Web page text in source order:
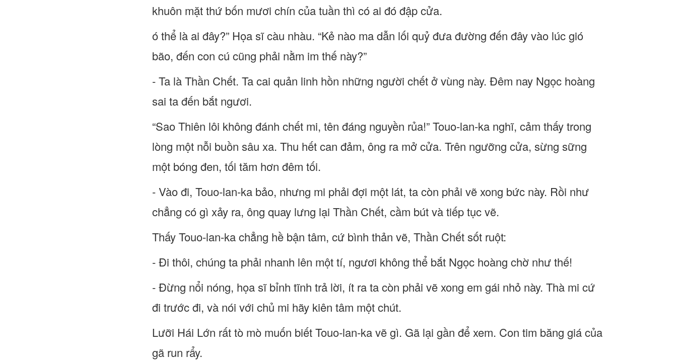
khuôn mặt thứ bốn mươi chín của tuần thì có ai đó đập cửa.
ó thể là ai đây?” Họa sĩ càu nhàu. “Kẻ nào ma dẫn lối quỷ đưa đường đến đây vào lúc gió
bão, đến con cú cũng phải nằm im thế này?”
- Ta là Thần Chết. Ta cai quản linh hồn những người chết ở vùng này. Đêm nay Ngọc hoàng
sai ta đến bắt ngươi.
“Sao Thiên lôi không đánh chết mi, tên đáng nguyền rủa!” Touo-lan-ka nghĩ, cảm thấy trong
lòng một nỗi buồn sâu xa. Thu hết can đảm, ông ra mở cửa. Trên ngưỡng cửa, sừng sững
một bóng đen, tối tăm hơn đêm tối.
- Vào đi, Touo-lan-ka bảo, nhưng mi phải đợi một lát, ta còn phải vẽ xong bức này. Rồi như
chẳng có gì xảy ra, ông quay lưng lại Thần Chết, cầm bút và tiếp tục vẽ.
Thấy Touo-lan-ka chẳng hề bận tâm, cứ bình thản vẽ, Thần Chết sốt ruột:
- Đi thôi, chúng ta phải nhanh lên một tí, ngươi không thể bắt Ngọc hoàng chờ như thế!
- Đừng nổi nóng, họa sĩ bỉnh tĩnh trả lời, ít ra ta còn phải vẽ xong em gái nhỏ này. Thà mi cứ
đi trước đi, và nói với chủ mi hãy kiên tâm một chút.
Lưỡi Hái Lớn rất tò mò muốn biết Touo-lan-ka vẽ gì. Gã lại gần để xem. Con tim băng giá của
gã run rẩy.